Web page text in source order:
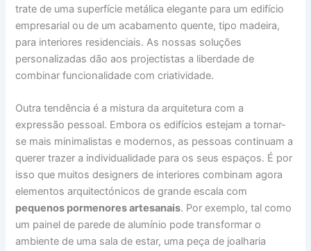
trate de uma superfície metálica elegante para um edifício
empresarial ou de um acabamento quente, tipo madeira,
para interiores residenciais. As nossas soluções
personalizadas dão aos projectistas a liberdade de
combinar funcionalidade com criatividade.
Outra tendência é a mistura da arquitetura com a
expressão pessoal. Embora os edifícios estejam a tornar-
se mais minimalistas e modernos, as pessoas continuam a
querer trazer a individualidade para os seus espaços. É por
isso que muitos designers de interiores combinam agora
elementos arquitectónicos de grande escala com
pequenos pormenores artesanais. Por exemplo, tal como
um painel de parede de alumínio pode transformar o
ambiente de uma sala de estar, uma peça de joalharia